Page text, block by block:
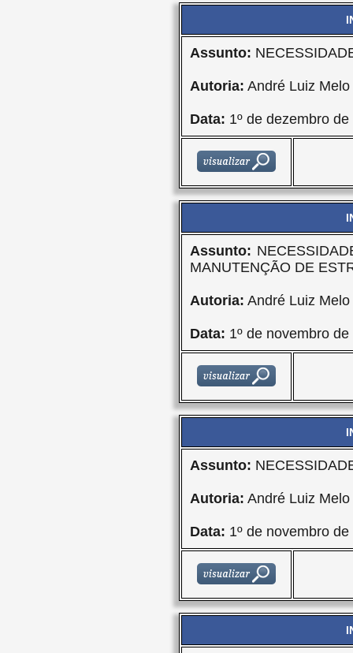
Assunto:
Autoria: André Luiz Melo
Data: 1º de dezembro de
Assunto:
MANUTENÇÃO DE
Autoria: André Luiz Melo
Data: 1º de novembro de
Assunto:
Autoria: André Luiz Melo
Data: 1º de novembro de